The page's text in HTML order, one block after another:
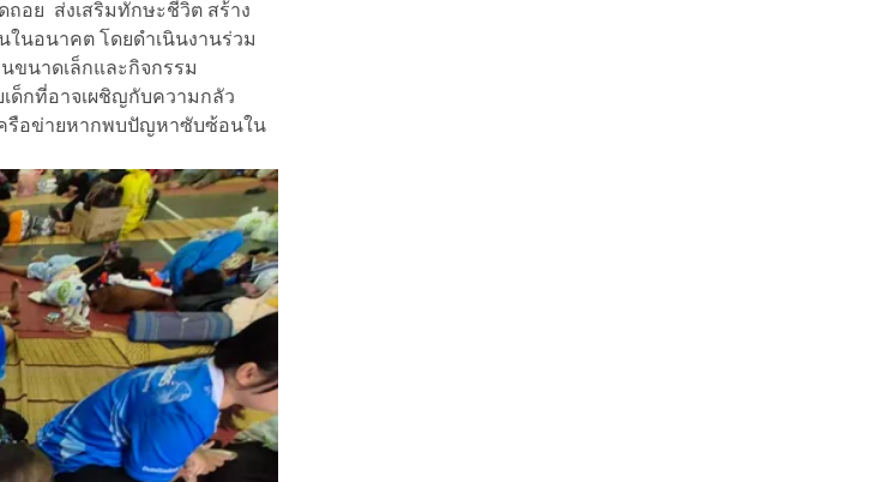
ถอย ส่งเสริมทักษะชีวิต สร้าง
ในอนาคต โดยดำเนินงานร่วม
ขนาดเล็กและกิจกรรม
ด็กที่อาจเผชิญกับความกลัว
ครือข่ายหากพบปัญหาซับซ้อนใน